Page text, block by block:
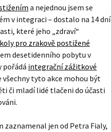
a nejednou jsem se
v integraci – dostalo na 14 dní
které jeho „zdraví“
pro zrakově postižené
desetidenního pobytu v
pořádá integrační zážitkové
všechny tyto akce mohou být
či mladí lidé tlačeni do účasti
jen od Petra Fialy,